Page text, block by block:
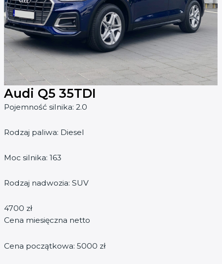
Audi Q5 35TDI
Pojemność silnika: 2.0
Rodzaj paliwa: Diesel
Moc silnika: 163
Rodzaj nadwozia: SUV
4700 zł
Cena miesięczna netto
Cena początkowa: 5000 zł